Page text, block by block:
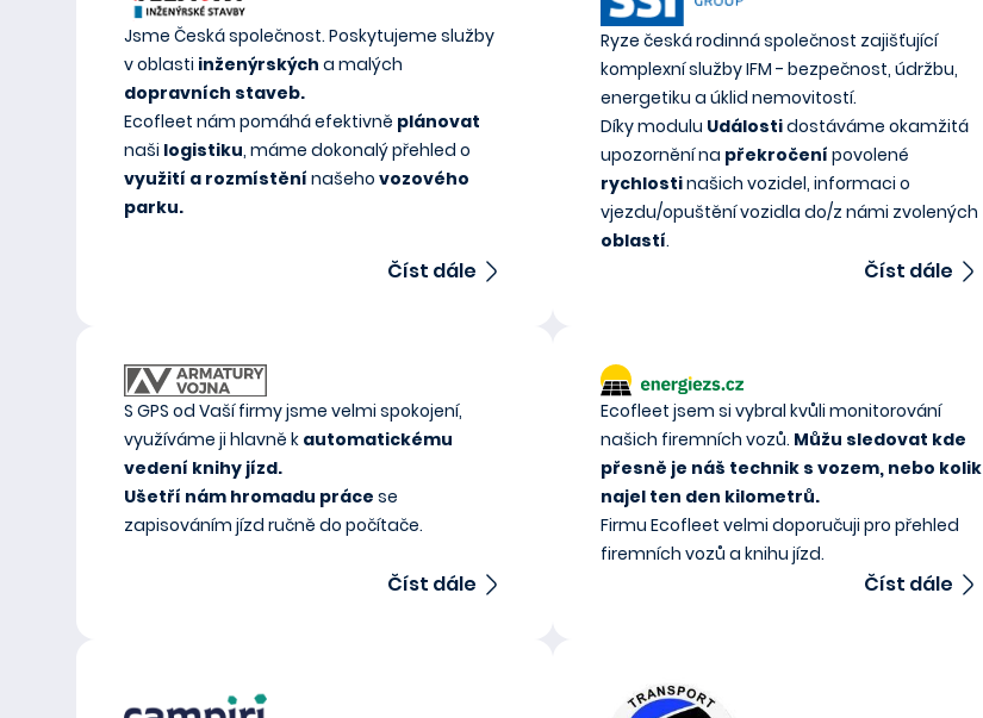
Jsme Česká společnost. Poskytujeme služby
v oblasti inženýrských a malých
dopravních staveb.
Ecofleet nám pomáhá efektivně plánovat
naši logistiku, máme dokonalý přehled o
využití a rozmístění našeho vozového
parku.
Číst dále
Ryze česká rodinná společnost zajišťující
komplexní služby IFM - bezpečnost, údržbu,
energetiku a úklid nemovitostí.
Díky modulu Událostidostáváme okamžitá
upozornění na překročení povolené
rychlostinašich vozidel, informaci o
vjezdu/opuštění vozidla do/z námi zvolených
oblastí.
Číst dále
S GPS od Vaší firmy jsme velmi spokojení,
využíváme ji hlavně k automatickému
vedení knihy jízd.
Ušetří nám hromadu práce se
zapisováním jízd ručně do počítače.
Číst dále
Ecofleet jsem si vybral kvůli monitorování
našich firemních vozů. Můžu sledovat kde
přesně je náš technik s vozem, nebo kolik
najel ten den kilometrů.
Firmu Ecofleet velmi doporučuji pro přehled
firemních vozů a knihu jízd.
Číst dále